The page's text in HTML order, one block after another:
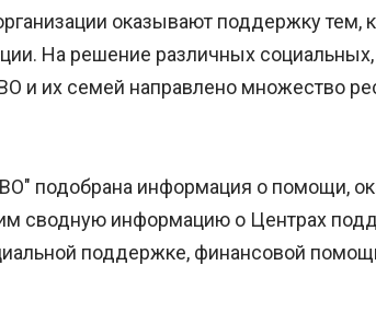
оказывают поддержку тем,
На решение различных
и их семей направлено множество
подобрана информация о помощи,
сводную информацию о Центрах
поддержке, финансовой